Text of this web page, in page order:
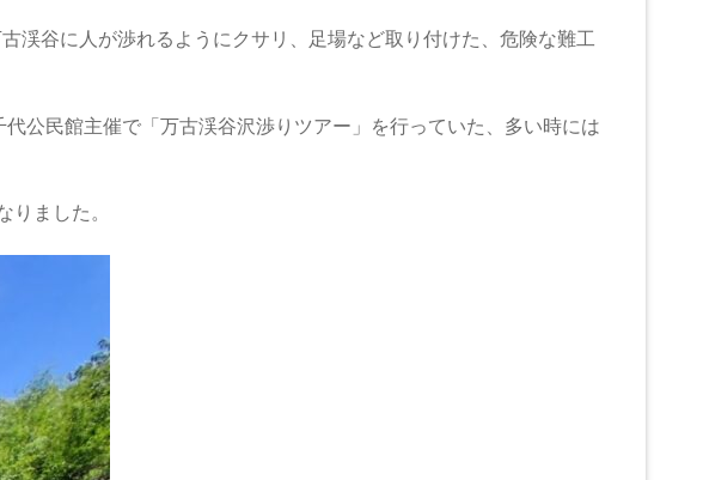
渓谷に人が渉れるようにクサリ、足場など取り付けた、危険な難工
公民館主催で「万古渓谷沢渉りツアー」を行っていた、多い時には
ました。